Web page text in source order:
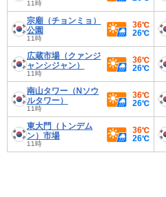
11時
宗廟（チョンミョ）
公園
11時
36℃
26℃
広蔵市場（クァンジ
ャンシジャン）
11時
36℃
26℃
南山タワー（Nソウ
ルタワー）
11時
36℃
26℃
東大門（トンデム
ン）市場
11時
36℃
26℃